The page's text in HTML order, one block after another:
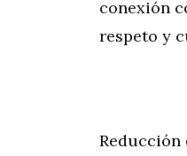
conexión
respeto y
Reducción